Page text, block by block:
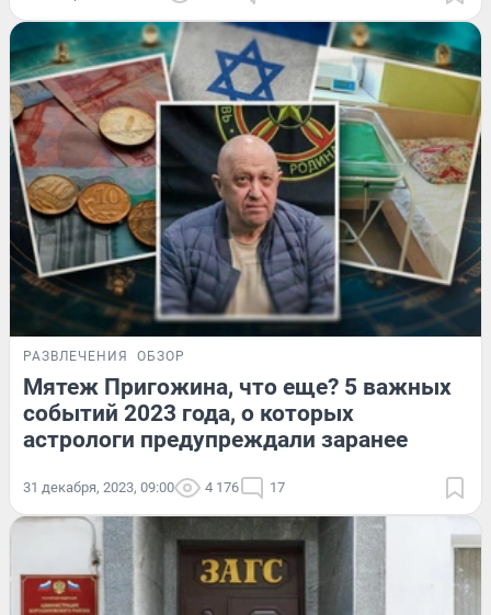
РАЗВЛЕЧЕНИЯ ОБЗОР
Мятеж Пригожина, что еще? 5 важных
событий 2023 года, о которых
астрологи предупреждали заранее
31 декабря, 2023, 09:00 4 176 17